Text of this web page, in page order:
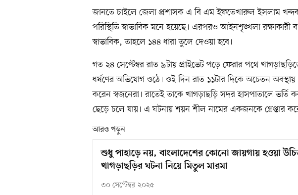
জানতে চাইলে জেলা প্রশাসক এ বি এম ইফতেখারুল ইসলাম
পরিস্থিতি স্বাভাবিক মনে হয়েছে। এরপরও আইনশৃঙ্খলা রক্ষাকারী
স্বাভাবিক, তাহলে ১৪৪ ধারা তুলে দেওয়া হবে।
গত ২৪ সেপ্টেম্বর রাত ৯টায় প্রাইভেট পড়ে ফেরার পথে
ধর্ষণের অভিযোগ ওঠে। ওই দিন রাত ১১টার দিকে অচেতন
করেন স্বজনেরা। রাতেই তাকে খাগড়াছড়ি সদর হাসপাতালে ভর্তি
ছেড়ে চলে যায়। এ ঘটনায় শয়ন শীল নামের একজনকে গ্রেপ্তার
আরও পড়ুন
শুধু পাহাড়ে নয়, বাংলাদেশের কোনো জায়গায় হওয়া
খাগড়াছড়ির ঘটনা নিয়ে মিতুল মারমা
৩০ সেপ্টেম্বর ২০২৫